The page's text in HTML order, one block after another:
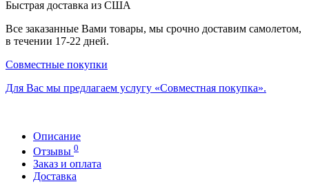
Быстрая доставка из США
Все заказанные Вами товары, мы срочно доставим самолетом,
в течении 17-22 дней.
Совместные покупки
Для Вас мы предлагаем услугу «Совместная покупка».
Описание
Отзывы 0
Заказ и оплата
Доставка